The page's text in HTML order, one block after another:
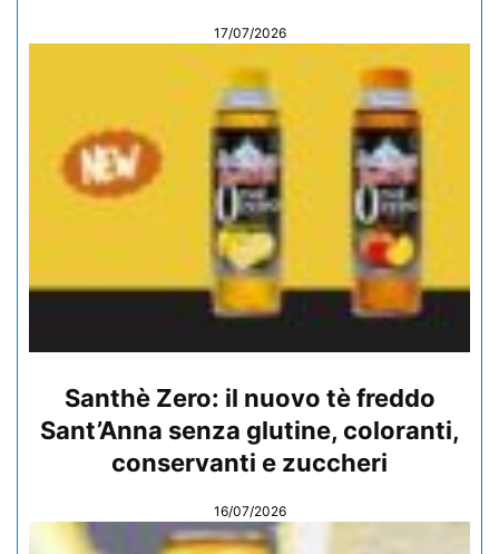
17/07/2026
Santhè Zero: il nuovo tè freddo
Sant’Anna senza glutine, coloranti,
conservanti e zuccheri
16/07/2026